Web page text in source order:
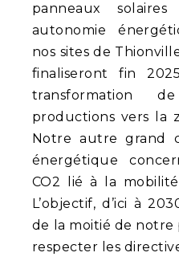
panneaux
autonomie
nos sites de
finaliseront fin
transformation
productions vers la
Notre autre grand
énergétique
CO2 lié à la
L’objectif, d’ici à
de la moitié de
respecter les